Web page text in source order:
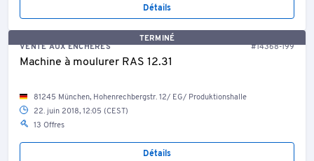
Détails
TERMINÉ
VENTE AUX ENCHÈRES
#14368-199
Machine à moulurer RAS 12.31
81245 München, Hohenrechbergstr. 12/ EG/ Produktionshalle
22. juin 2018, 12:05 (CEST)
13 Offres
Détails